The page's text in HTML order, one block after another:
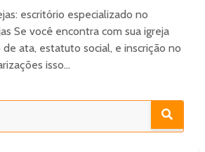
escritório especializado no
Se você encontra com sua igreja
ata, estatuto social, e inscrição no
isso...